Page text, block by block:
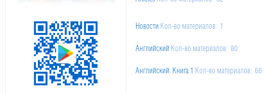
История России Кол-во материалов: 44
Новости Кол-во материалов: 1
Английский Кол-во материалов: 80
Английский. Книга 1 Кол-во материалов: 66